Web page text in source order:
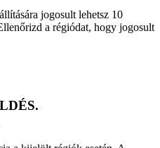
jogosult lehetsz 10
a régiódat, hogy jogosult